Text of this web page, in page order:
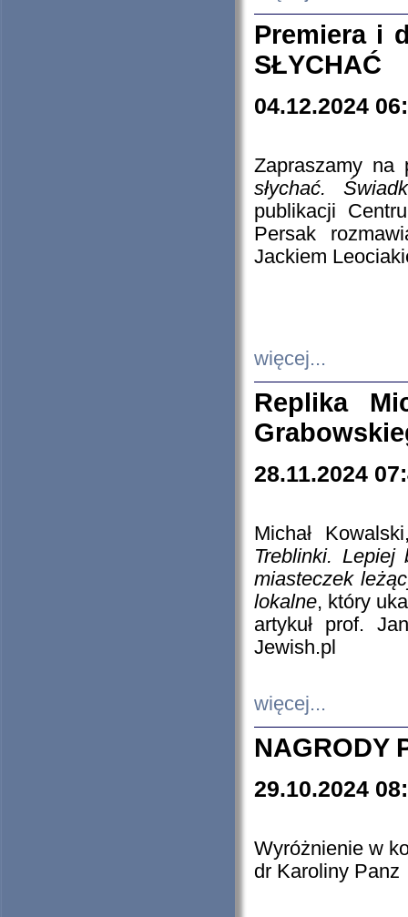
Premiera i
SŁYCHAĆ
04.12.2024
Zapraszamy
słychać.
publikacji
Persak
Jackiem
więcej...
Replika
28.11.2024
Michał
Treblinki. Lepiej
miasteczek
lokalne, który
artykuł prof.
Jewish.pl
więcej...
NAGRODY
29.10.2024
Wyróżnienie w
dr Karoliny Panz